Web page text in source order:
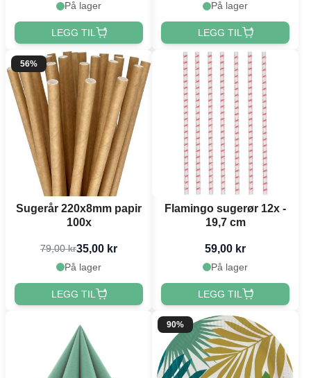
På lager
LEGG TIL
På lager
LEGG TIL
56%
Sugerår 220x8mm papir
100x
79,00 kr35,00 kr
På lager
LEGG TIL
Flamingo sugerør 12x -
19,7 cm
59,00 kr
På lager
LEGG TIL
90%